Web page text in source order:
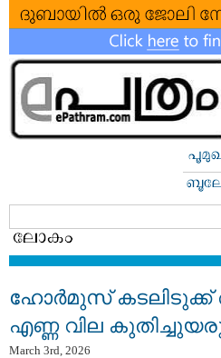
ഹോർമുസ് കടലിടുക്ക്
എണ്ണ വില
March 3rd, 2026